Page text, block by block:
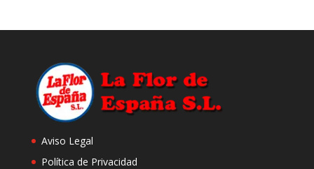
Aviso Legal
Política de Privacidad